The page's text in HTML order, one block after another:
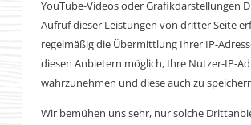
YouTube-Videos oder Grafikdarstellungen
Aufruf dieser Leistungen von dritter Seite
regelmäßig die Übermittlung Ihrer IP-
diesen Anbietern möglich, Ihre Nutzer-IP-
wahrzunehmen und diese auch zu
Wir bemühen uns sehr, nur solche